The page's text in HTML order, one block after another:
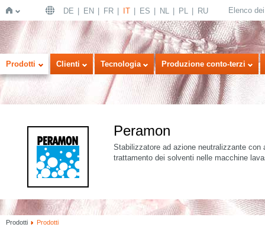
Home
DE EN FR IT ES NL PL RU Elenco
Prodotti Clienti Tecnologia Produzione conto-terzi
Peramon
Stabilizzatore ad azione neutralizzante con
trattamento dei solventi nelle macchine
Prodotti Prodotti